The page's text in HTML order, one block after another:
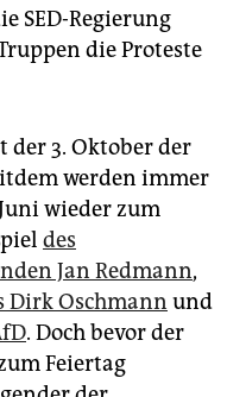
SED-Regierung
die Proteste
der 3. Oktober der
werden immer
wieder zum
des
Jan Redmann,
Dirk Oschmann und
. Doch bevor der
Feiertag